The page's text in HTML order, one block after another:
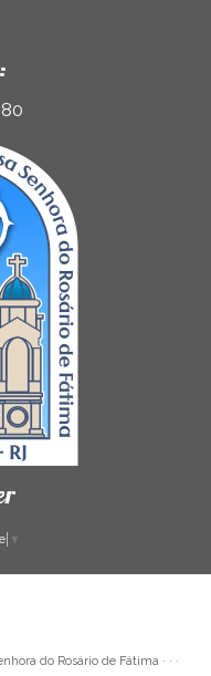
▼
do Rosário de Fátima · · ·